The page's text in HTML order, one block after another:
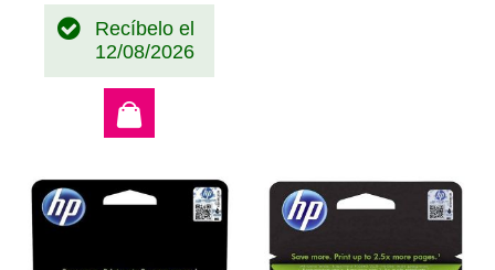
Recíbelo el
12/08/2026